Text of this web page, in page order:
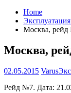
Home
Москва,
Москва,
02.05.2015 Varus
Рейд №7. Дата: